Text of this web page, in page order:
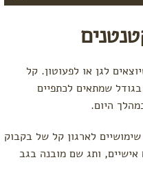
לגן או לפעוטון. קל
שמתאים לכתפיים
היום.
לארגון קל של בקבוק
ותג שם מובנה בגב